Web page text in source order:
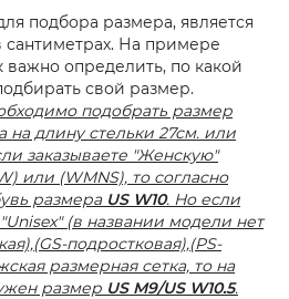
подбора размера, является
сантиметрах. На примере
важно определить, по какой
свой размер.
подобрать размер
на длину стельки 27см. или
заказываете "Женскую"
или (WMNS), то согласно
размера US W10. Но если
(в названии модели нет
подростковая),(PS-
размерная сетка, то на
размер US M9/US W10.5.